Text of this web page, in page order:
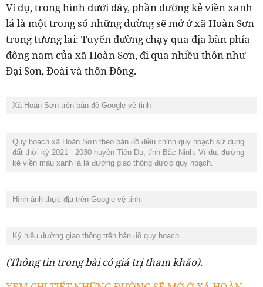
Ví dụ, trong hình dưới đây, phần đường kẻ viền xanh
lá là một trong số những đường sẽ mở ở xã Hoàn Sơn
trong tương lai: Tuyến đường chạy qua địa bàn phía
đông nam của xã Hoàn Sơn, đi qua nhiều thôn như
Đại Sơn, Đoài và thôn Đông.
Xã Hoàn Sơn trên bản đồ Google vệ tinh
Quy hoạch xã Hoàn Sơn theo bản đồ điều chỉnh quy hoạch sử dụng
đất thời kỳ 2021 - 2030 huyện Tiên Du, tỉnh Bắc Ninh. Ví dụ, đường
kẻ viền màu xanh lá là đường giao thông được quy hoạch.
Hình ảnh thực địa trên Google vệ tinh.
Ký hiệu đường giao thông trên bản đồ quy hoạch.
(Thông tin trong bài có giá trị tham khảo).